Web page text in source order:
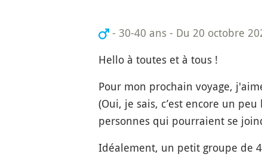
- 30-40 ans - Du 20 octobre
Hello à toutes et à tous !
Pour mon prochain voyage,
(Oui, je sais, c’est encore un
personnes qui pourraient se
Idéalement, un petit groupe de